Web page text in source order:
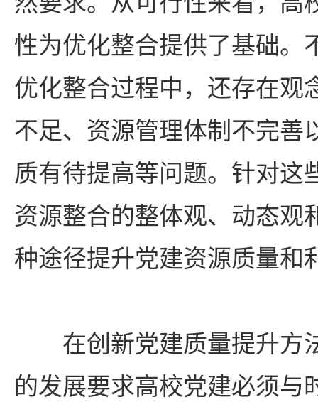
性为优化整合提供了基础。
优化整合过程中，还存在观
不足、资源管理体制不完善
质有待提高等问题。针对这
资源整合的整体观、动态观
种途径提升党建资源质量和
在创新党建质量提升方
的发展要求高校党建必须与